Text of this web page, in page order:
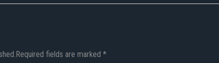
fields are marked *